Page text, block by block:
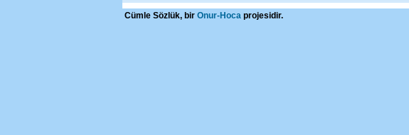
Cümle Sözlük, bir Onur-Hoca projesidir.